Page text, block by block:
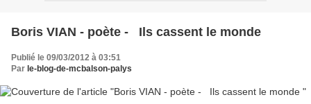
Boris VIAN - poète - Ils cassent le monde
Publié le 09/03/2012 à 03:51
Par le-blog-de-mcbalson-palys